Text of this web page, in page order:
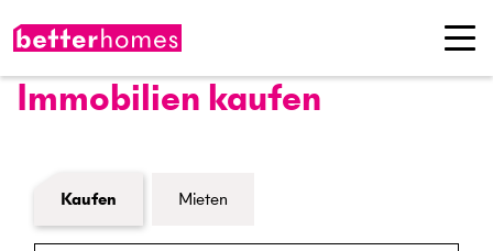
Immobilien kaufen
Formular Immobiliensuche
Kaufen Mieten
PLZ / Ort